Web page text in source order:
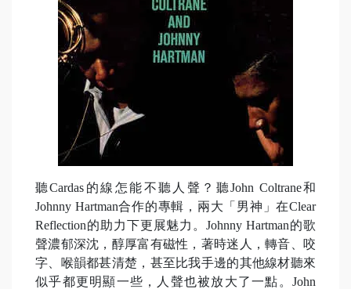
聽Cardas的線怎能不聽人聲？聽John Coltrane和
Johnny Hartman合作的專輯，兩大「男神」在Clear
Reflection的助力下更展魅力。Johnny Hartman的歌
聲濃郁深沈，醇厚富有磁性，著時迷人，轉音、咬
字、喉韻都甚清楚，甚至比我手邊的其他線材聽來
似乎都更明顯一些，人聲也被放大了一點。John